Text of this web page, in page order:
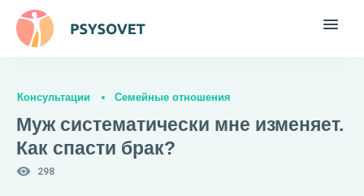
Консультации Семейные отношения
Муж систематически мне изменяет.
Как спасти брак?
298